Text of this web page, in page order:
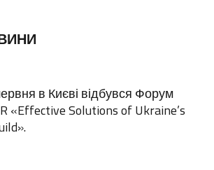
в Києві відбувся Форум
«Effective Solutions of Ukraine’s